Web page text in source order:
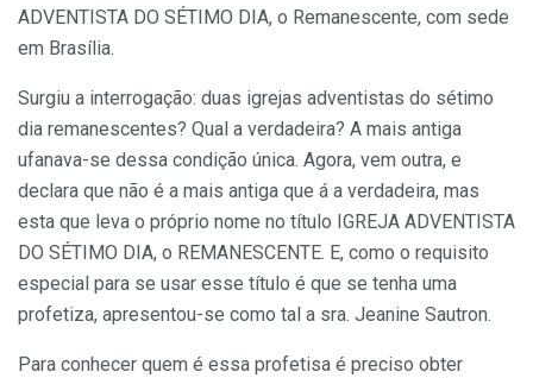
ADVENTISTA DO SÉTIMO DIA, o Remanescente, com sede
em Brasília.
Surgiu a interrogação: duas igrejas adventistas do sétimo
dia remanescentes? Qual a verdadeira? A mais antiga
ufanava-se dessa condição única. Agora, vem outra, e
declara que não é a mais antiga que á a verdadeira, mas
esta que leva o próprio nome no título IGREJA ADVENTISTA
DO SÉTIMO DIA, o REMANESCENTE. E, como o requisito
especial para se usar esse título é que se tenha uma
profetiza, apresentou-se como tal a sra. Jeanine Sautron.
Para conhecer quem é essa profetisa é preciso obter